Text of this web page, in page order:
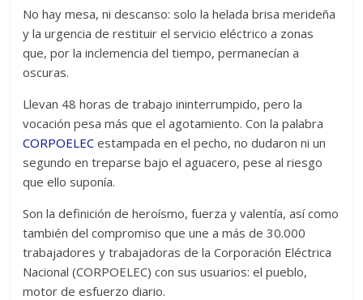
No hay mesa, ni descanso: solo la helada brisa merideña
y la urgencia de restituir el servicio eléctrico a zonas
que, por la inclemencia del tiempo, permanecían a
oscuras.
Llevan 48 horas de trabajo ininterrumpido, pero la
vocación pesa más que el agotamiento. Con la palabra
CORPOELEC estampada en el pecho, no dudaron ni un
segundo en treparse bajo el aguacero, pese al riesgo
que ello suponía.
Son la definición de heroísmo, fuerza y valentía, así como
también del compromiso que une a más de 30.000
trabajadores y trabajadoras de la Corporación Eléctrica
Nacional (CORPOELEC) con sus usuarios: el pueblo,
motor de esfuerzo diario.